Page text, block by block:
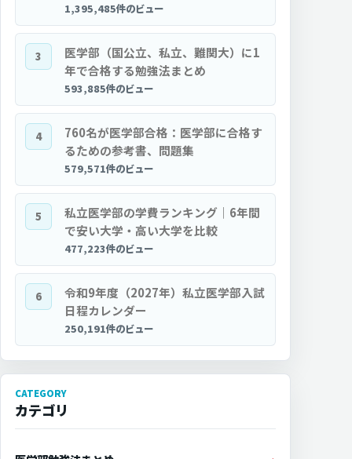
1,395,485件のビュー
3
医学部（国公立、私立、難関大）に1
年で合格する勉強法まとめ
593,885件のビュー
4
760名が医学部合格：医学部に合格す
るための参考書、問題集
579,571件のビュー
5
私立医学部の学費ランキング｜6年間
で安い大学・高い大学を比較
477,223件のビュー
6
令和9年度（2027年）私立医学部入試
日程カレンダー
250,191件のビュー
CATEGORY
カテゴリ